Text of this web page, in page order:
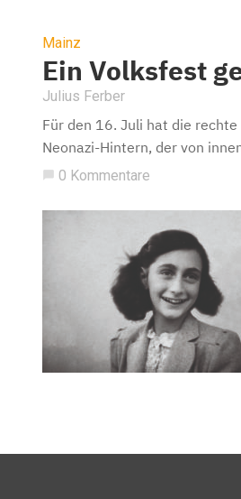
Mainz
Ein Volksfest
Julius Ferber
Für den 16. Juli hat die
Neonazi-Hintern, der von
chat_bubble 0 Kommentare